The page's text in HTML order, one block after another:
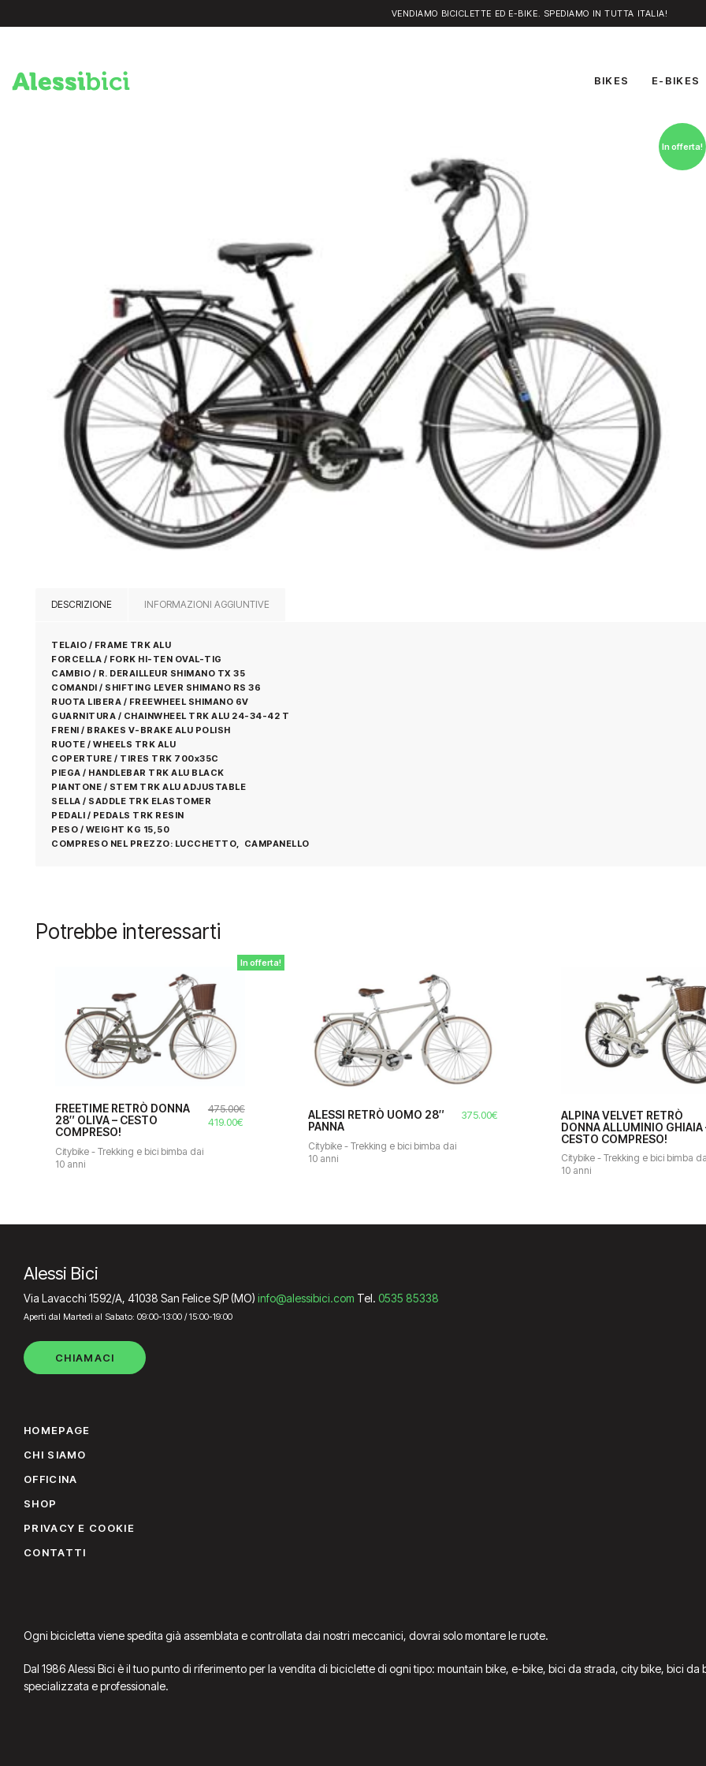
VENDIAMO BICICLETTE ED E-BIKE. SPEDIAMO IN TUTTA ITALIA!
BIKES E-BIKES
In offerta!
DESCRIZIONE INFORMAZIONI AGGIUNTIVE
TELAIO / FRAME TRK ALU
FORCELLA / FORK HI-TEN OVAL-TIG
CAMBIO / R. DERAILLEUR SHIMANO TX 35
COMANDI / SHIFTING LEVER SHIMANO RS 36
RUOTA LIBERA / FREEWHEEL SHIMANO 6V
GUARNITURA / CHAINWHEEL TRK ALU 24-34-42 T
FRENI / BRAKES V-BRAKE ALU POLISH
RUOTE / WHEELS TRK ALU
COPERTURE / TIRES TRK 700x35C
PIEGA / HANDLEBAR TRK ALU BLACK
PIANTONE / STEM TRK ALU ADJUSTABLE
SELLA / SADDLE TRK ELASTOMER
PEDALI / PEDALS TRK RESIN
PESO / WEIGHT KG 15,50
COMPRESO NEL PREZZO: LUCCHETTO, CAMPANELLO
Potrebbe interessarti
In offerta!
FREETIME RETRÒ DONNA
28″ OLIVA – CESTO
COMPRESO!
Citybike - Trekking e bici bimba dai
10 anni
475.00€
Il
419.00€Il
ALESSI RETRÒ UOMO 28″
PANNA
Citybike - Trekking e bici bimba dai
10 anni
375.00€
ALPINA VELVET RETRÒ
DONNA ALLUMINIO GHIAIA
CESTO COMPRESO!
Citybike - Trekking e bici bimba
10 anni
Alessi Bici
Via Lavacchi 1592/A, 41038 San Felice S/P (MO) info@alessibici.com Tel. 0535 85338
Aperti dal Martedì al Sabato: 09:00-13:00 / 15:00-19:00
CHIAMACI
HOMEPAGE
CHI SIAMO
OFFICINA
SHOP
PRIVACY E COOKIE
CONTATTI
Ogni bicicletta viene spedita già assemblata e controllata dai nostri meccanici, dovrai solo montare le ruote.
Dal 1986 Alessi Bici è il tuo punto di riferimento per la vendita di biciclette di ogni tipo: mountain bike, e-bike, bici da strada, city bike, bici
specializzata e professionale.